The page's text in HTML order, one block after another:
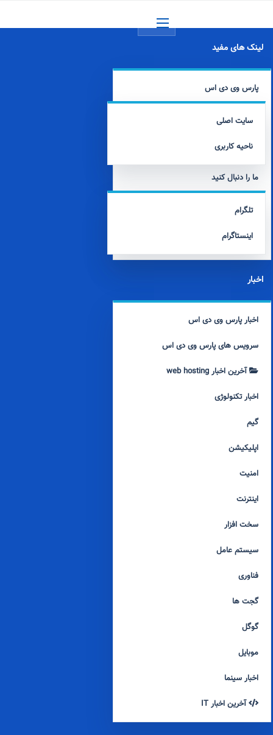
لینک های مفید
پارس وی دی اس
سایت اصلی
ناحیه کاربری
ما را دنبال کنید
تلگرام
اینستاگرام
اخبار
اخبار پارس وی دی اس
سرویس های پارس وی دی اس
آخرین اخبار web hosting
اخبار تکنولوژی
گیم
اپلیکیشن
امنیت
اینترنت
سخت افزار
سیستم عامل
فناوری
گجت ها
گوگل
موبایل
اخبار سینما
آخرین اخبار IT